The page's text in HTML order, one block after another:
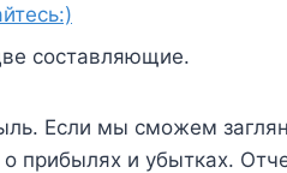
составляющие.
Если мы сможем
прибылях и убытках.